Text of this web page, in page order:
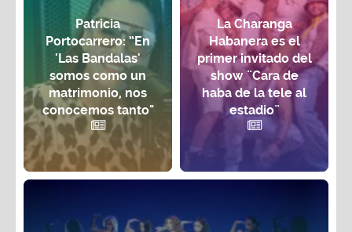
Patricia
Portocarrero: “En
'Las Bandalas'
somos como un
matrimonio, nos
conocemos tanto"
La Charanga
Habanera es el
primer invitado del
show ¨Cara de
haba de la tele al
estadio¨